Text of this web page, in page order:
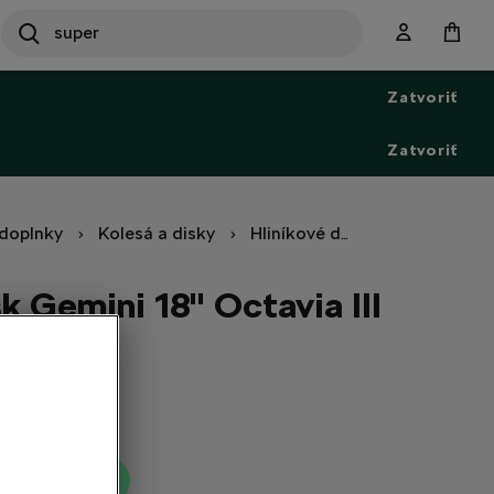
Zatvoriť
Zatvoriť
Kolesá a disky Hliníkové disky
Gemini 18" Octavia III